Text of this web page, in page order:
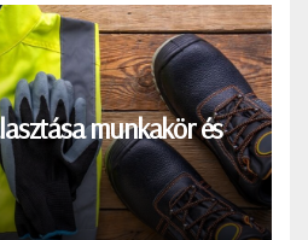
munkakör és